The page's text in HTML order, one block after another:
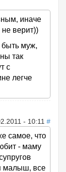
иначе
верит))
муж,
так
с
легче
- 10:11 #
самое, что
- маму
малыш, все